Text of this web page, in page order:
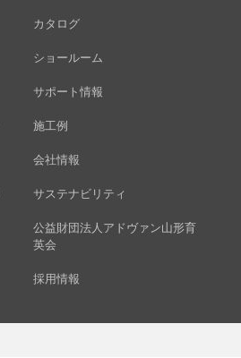
カタログ
ショールーム
サポート情報
施工例
会社情報
サステナビリティ
公益財団法人アドヴァン山形育
英会
採用情報